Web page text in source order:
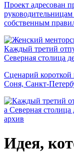
Проект адресован
собственным
Каждый третий
Северная столица
Сценарий короткой
Соня, Санкт-
архив
Идея,